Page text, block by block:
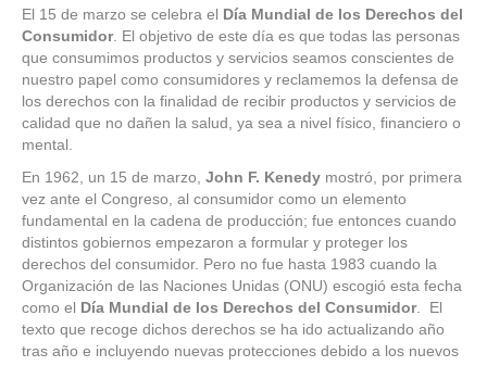
El 15 de marzo se celebra el Día Mundial de los Derechos del
Consumidor. El objetivo de este día es que todas las personas
que consumimos productos y servicios seamos conscientes de
nuestro papel como consumidores y reclamemos la defensa de
los derechos con la finalidad de recibir productos y servicios de
calidad que no dañen la salud, ya sea a nivel físico, financiero o
mental.
En 1962, un 15 de marzo, John F. Kenedy mostró, por primera
vez ante el Congreso, al consumidor como un elemento
fundamental en la cadena de producción; fue entonces cuando
distintos gobiernos empezaron a formular y proteger los
derechos del consumidor. Pero no fue hasta 1983 cuando la
Organización de las Naciones Unidas (ONU) escogió esta fecha
como el Día Mundial de los Derechos del Consumidor. El
texto que recoge dichos derechos se ha ido actualizando año
tras año e incluyendo nuevas protecciones debido a los nuevos